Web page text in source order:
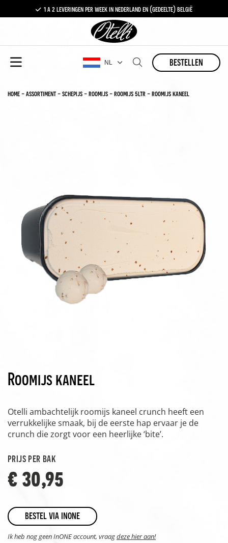
1 a 2 leveringen per week in nederland en (gedeelte) belgië
gratis levering vanaf €100,-
1 a 2 leveringen per week in nederland en (gedeelte) belgië
NL bestellen
home-assortiment-schepijs-roomijs-roomijs 5ltr-roomijs kaneel
Roomijs kaneel
Otelli ambachtelijk roomijs kaneel crunch heeft een
verrukkelijke smaak, bij de eerste hap ervaar je de
crunch die zorgt voor een heerlijke ‘bite’.
prijs per bak
€ 30,95
bestel via inone
Ik heb nog geen InONE account, vraagdeze hier aan!